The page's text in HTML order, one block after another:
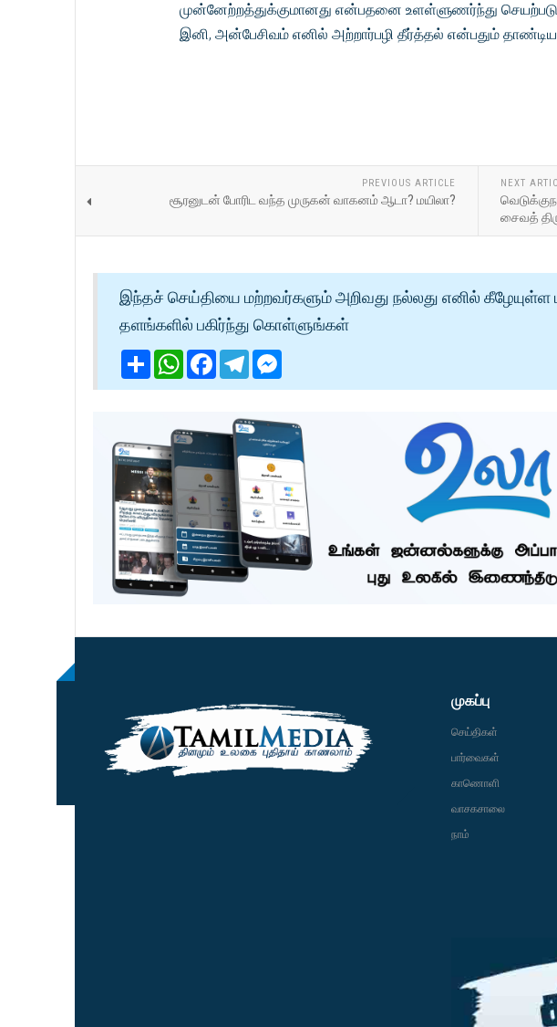
முன்னேற்றத்துக்குமானது என்பதனை உளள்ளுணர்ந்து
இனி, அன்பேசிவம் எனில் அற்றார்பழி தீர்த்தல் என்பதும்
PREVIOUS ARTICLE
சூரனுடன் போரிட வந்த முருகன் வாகனம் ஆடா? மயிலா?
NEXT
சைவத்
இந்தச் செய்தியை மற்றவர்களும் அறிவது நல்லது எனில்
தளங்களில் பகிர்ந்து கொள்ளுங்கள்
ShareWhatsApp
Facebook
Telegram
முகப்பு
செய்திகள்
பார்வைகள்
காணொளி
வாசகசாலை
நாம்